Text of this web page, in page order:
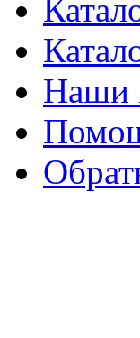
Наши